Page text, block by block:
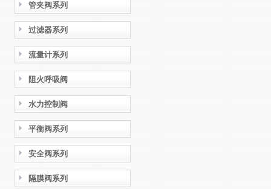
管夹阀系列
过滤器系列
流量计系列
阻火呼吸阀
水力控制阀
平衡阀系列
安全阀系列
隔膜阀系列